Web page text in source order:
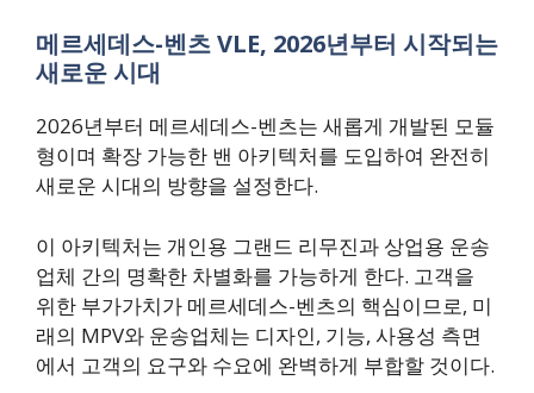
메르세데스-벤츠 VLE, 2026년부터 시작되는
새로운 시대
2026년부터 메르세데스-벤츠는 새롭게 개발된 모듈
형이며 확장 가능한 밴 아키텍처를 도입하여 완전히
새로운 시대의 방향을 설정한다.
이 아키텍처는 개인용 그랜드 리무진과 상업용 운송
업체 간의 명확한 차별화를 가능하게 한다. 고객을
위한 부가가치가 메르세데스-벤츠의 핵심이므로, 미
래의 MPV와 운송업체는 디자인, 기능, 사용성 측면
에서 고객의 요구와 수요에 완벽하게 부합할 것이다.